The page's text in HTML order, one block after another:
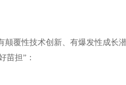
颠覆性技术创新、有爆发性成长
苗担”：